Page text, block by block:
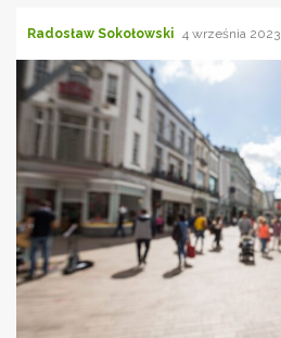
Radosław Sokołowski 4 września 2023